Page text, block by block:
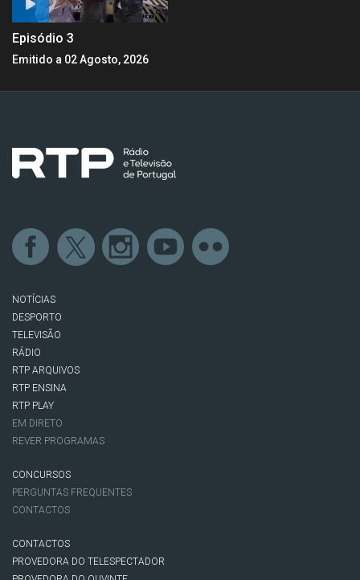
Episódio 3
Emitido a 02 Agosto, 2026
NOTÍCIAS
DESPORTO
TELEVISÃO
RÁDIO
RTP ARQUIVOS
RTP ENSINA
RTP PLAY
EM DIRETO
REVER PROGRAMAS
CONCURSOS
PERGUNTAS FREQUENTES
CONTACTOS
CONTACTOS
PROVEDORA DO TELESPECTADOR